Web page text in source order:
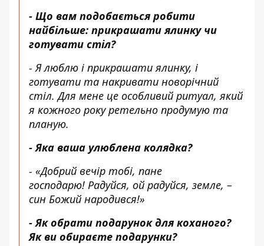
- Що вам подобається робити
найбільше: прикрашати ялинку чи
готувати стіл?
- Я люблю і прикрашати ялинку, і
готувати та накривати новорічний
стіл. Для мене це особливий ритуал, який
я кожного року ретельно продумую та
планую.
- Яка ваша улюблена колядка?
- «Добрий вечір тобі, пане
господарю! Радуйся, ой радуйся, земле, –
син Божий народився!»
- Як обрати подарунок для коханого?
Як ви обираєте подарунки?